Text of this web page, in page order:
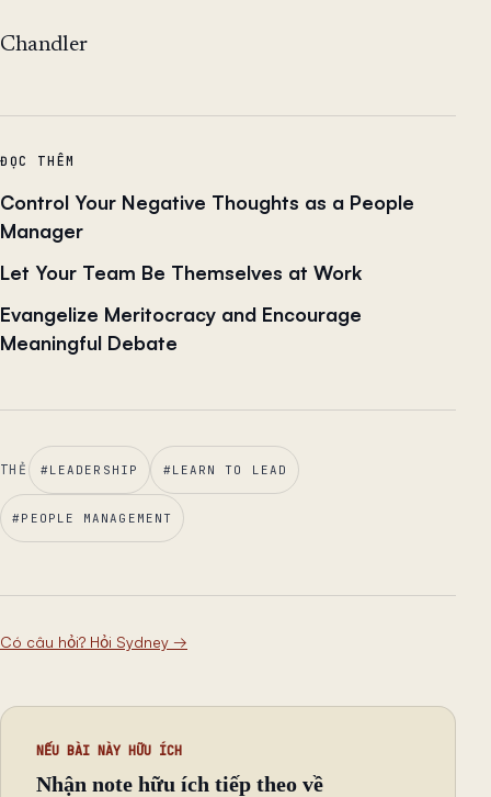
Chandler
ĐỌC THÊM
Control Your Negative Thoughts as a People
Manager
Let Your Team Be Themselves at Work
Evangelize Meritocracy and Encourage
Meaningful Debate
THẺ #LEADERSHIP #LEARN TO LEAD
#PEOPLE MANAGEMENT
Có câu hỏi? Hỏi Sydney →
NẾU BÀI NÀY HỮU ÍCH
Nhận note hữu ích tiếp theo về